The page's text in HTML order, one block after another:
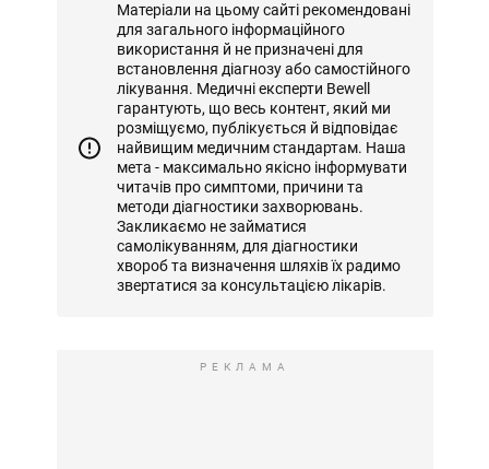
Матеріали на цьому сайті рекомендовані
для загального інформаційного
використання й не призначені для
встановлення діагнозу або самостійного
лікування. Медичні експерти Bewell
гарантують, що весь контент, який ми
розміщуємо, публікується й відповідає
найвищим медичним стандартам. Наша
мета - максимально якісно інформувати
читачів про симптоми, причини та
методи діагностики захворювань.
Закликаємо не займатися
самолікуванням, для діагностики
хвороб та визначення шляхів їх радимо
звертатися за консультацією лікарів.
РЕКЛАМА